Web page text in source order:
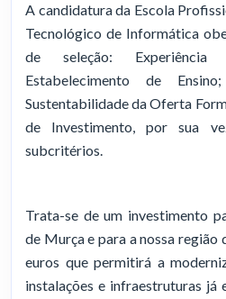
A candidatura da Escola
Tecnológico de Informática
de seleção:
Estabelecimento de
Sustentabilidade da Oferta
de Investimento, por sua
subcritérios.
Trata-se de um investimento
de Murça e para a nossa região
euros que permitirá a
instalações e infraestruturas já